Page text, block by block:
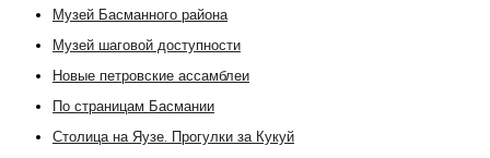
Музей Басманного района
Музей шаговой доступности
Новые петровские ассамблеи
По страницам Басмании
Столица на Яузе. Прогулки за Кукуй